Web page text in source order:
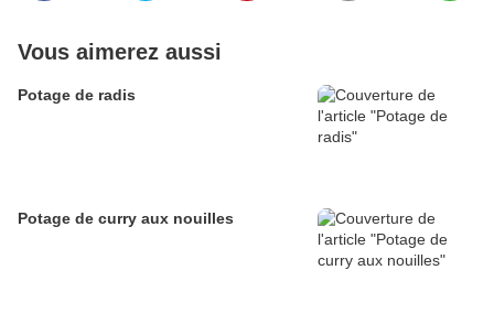
Vous aimerez aussi
Potage de radis
Potage de curry aux nouilles